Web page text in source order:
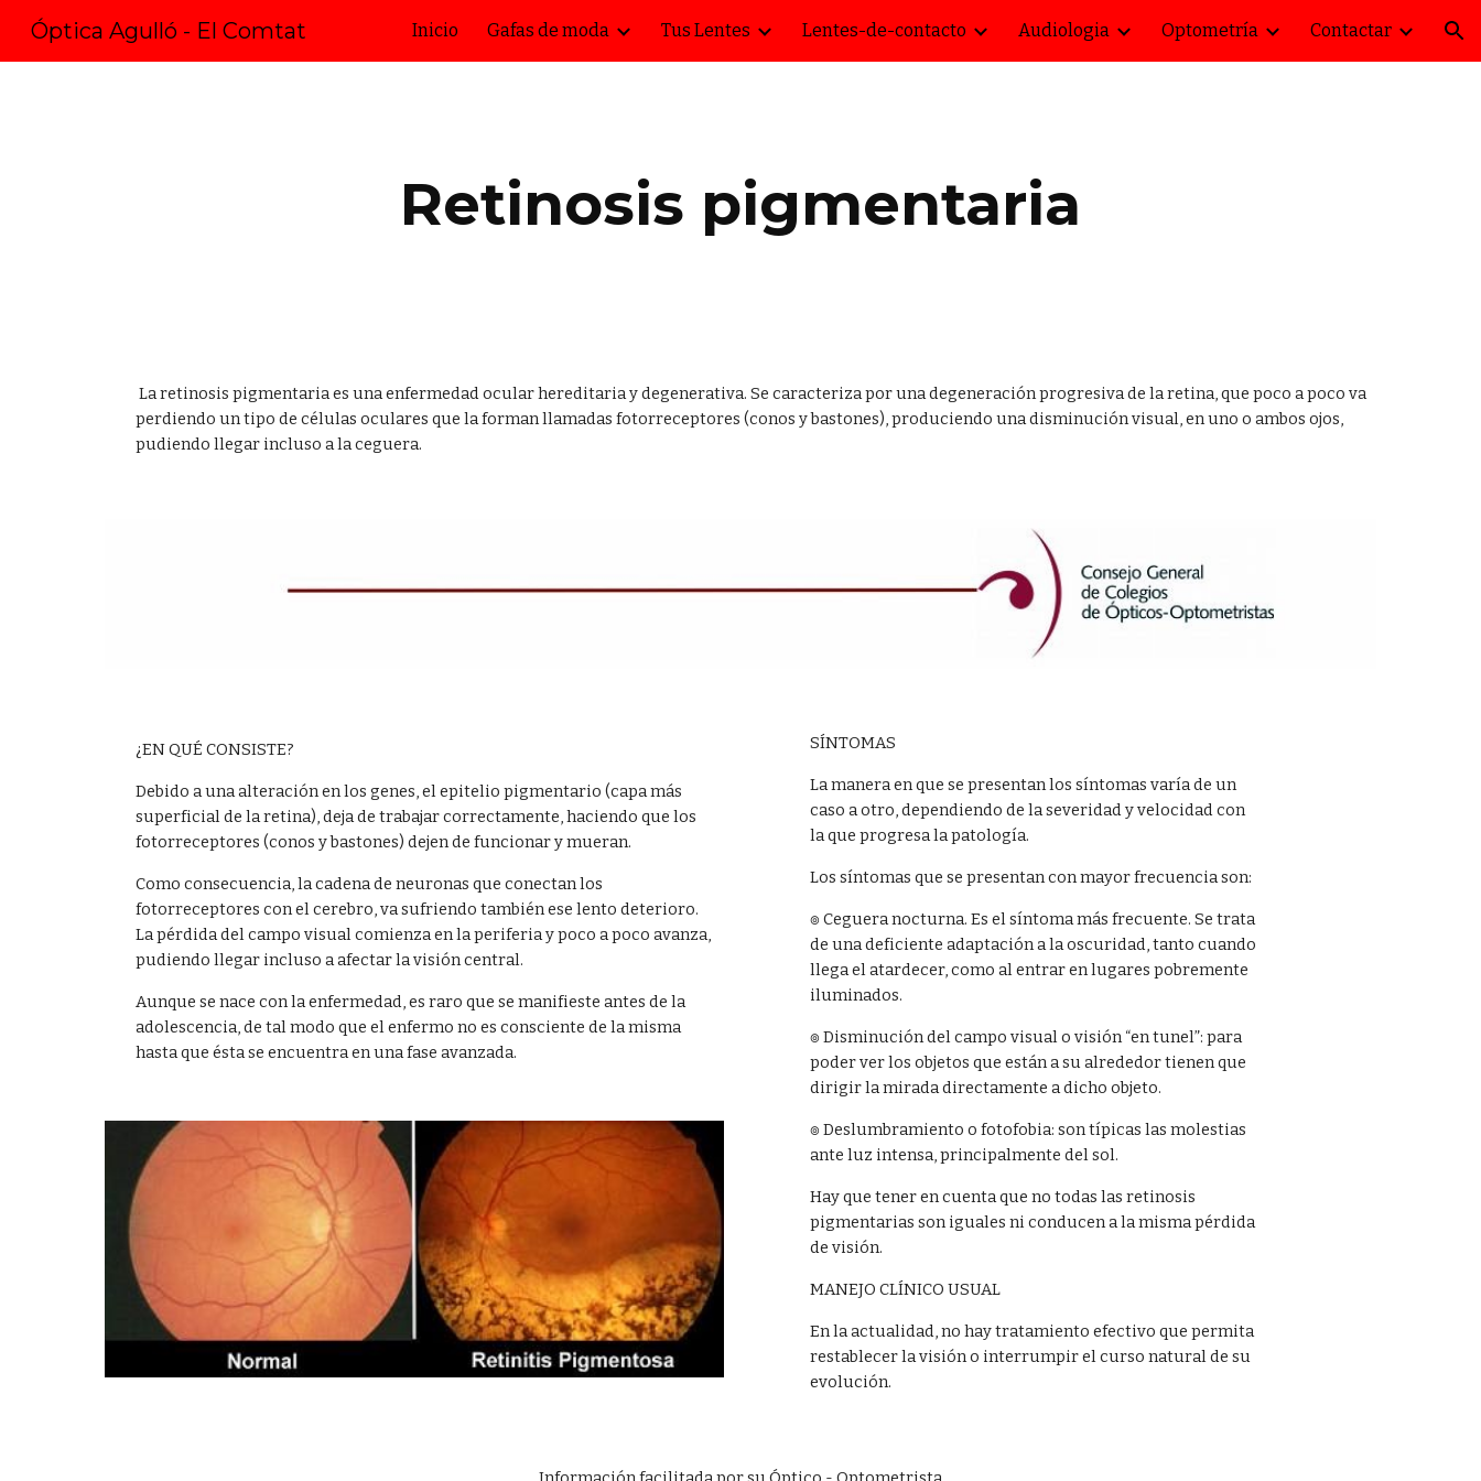
Skip to main content Skip to navigation
Óptica Agulló - El Comtat Inicio Gafas de moda Tus Lentes Lentes-de-contacto Audiologia Optometría Contactar
Retinosis pigmentaria
La retinosis pigmentaria es una enfermedad ocular hereditaria y degenerativa. Se caracteriza por una degeneración progresiva de la retina, que poco a poco va
perdiendo un tipo de células oculares que la forman llamadas fotorreceptores (conos y bastones), produciendo una disminución visual, en uno o ambos ojos,
pudiendo llegar incluso a la ceguera.
¿EN QUÉ CONSISTE?
Debido a una alteración en los genes, el epitelio pigmentario (capa más
superficial de la retina), deja de trabajar correctamente, haciendo que los
fotorreceptores (conos y bastones) dejen de funcionar y mueran.
Como consecuencia, la cadena de neuronas que conectan los
fotorreceptores con el cerebro, va sufriendo también ese lento deterioro.
La pérdida del campo visual comienza en la periferia y poco a poco avanza,
pudiendo llegar incluso a afectar la visión central.
Aunque se nace con la enfermedad, es raro que se manifieste antes de la
adolescencia, de tal modo que el enfermo no es consciente de la misma
hasta que ésta se encuentra en una fase avanzada.
SÍNTOMAS
La manera en que se presentan los síntomas varía de un
caso a otro, dependiendo de la severidad y velocidad con
la que progresa la patología.
Los síntomas que se presentan con mayor frecuencia son:
๏ Ceguera nocturna. Es el síntoma más frecuente. Se trata
de una deficiente adaptación a la oscuridad, tanto cuando
llega el atardecer, como al entrar en lugares pobremente
iluminados.
๏ Disminución del campo visual o visión “en tunel”: para
poder ver los objetos que están a su alrededor tienen que
dirigir la mirada directamente a dicho objeto.
๏ Deslumbramiento o fotofobia: son típicas las molestias
ante luz intensa, principalmente del sol.
Hay que tener en cuenta que no todas las retinosis
pigmentarias son iguales ni conducen a la misma pérdida
de visión.
MANEJO CLÍNICO USUAL
En la actualidad, no hay tratamiento efectivo que permita
restablecer la visión o interrumpir el curso natural de su
evolución.